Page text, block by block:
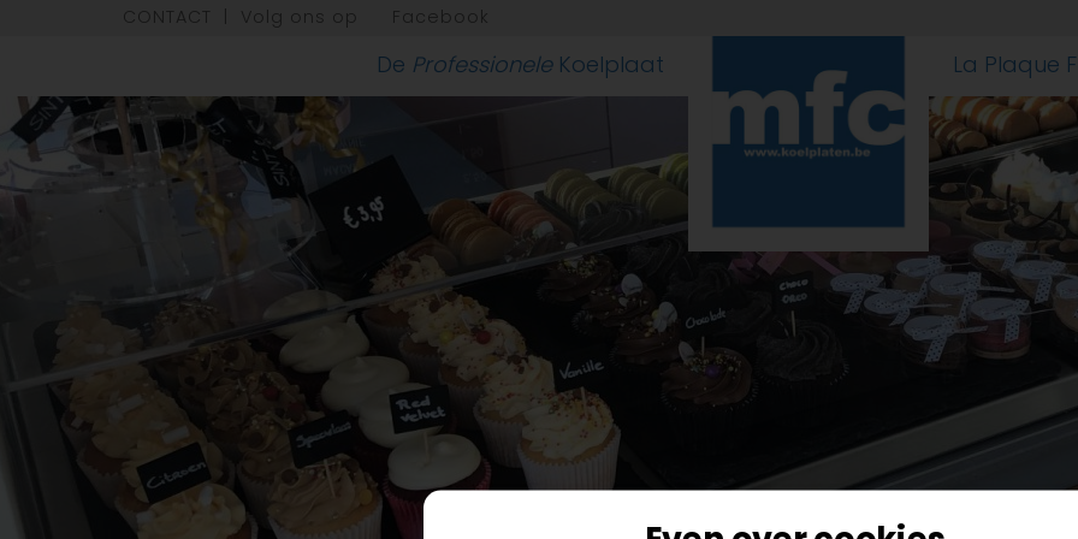
CONTACT Volg ons op Facebook
De ProfessioneleKoelplaat La Plaque